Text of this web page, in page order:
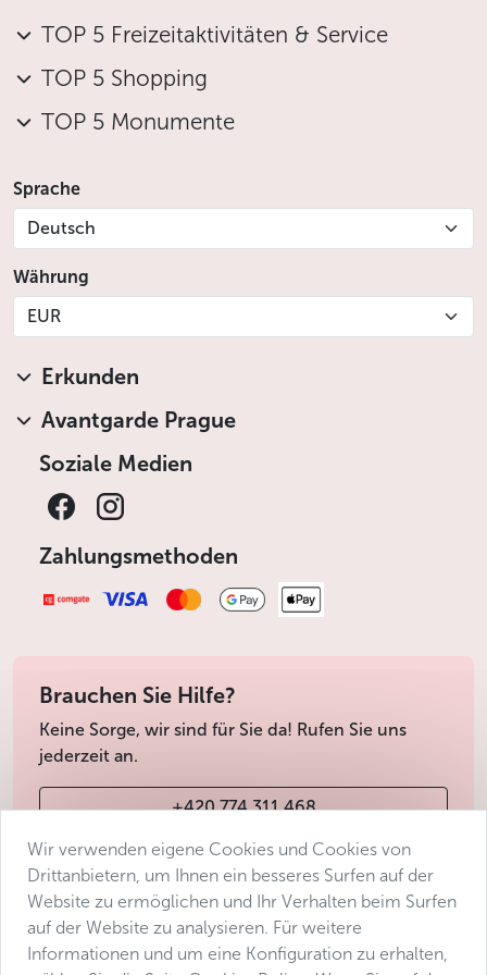
TOP 5 Freizeitaktivitäten & Service
TOP 5 Shopping
TOP 5 Monumente
Sprache
Deutsch
Währung
EUR
Erkunden
Avantgarde Prague
Soziale Medien
Zahlungsmethoden
Brauchen Sie Hilfe?
Keine Sorge, wir sind für Sie da! Rufen Sie uns
jederzeit an.
+420 774 311 468
info@avantgarde-prague.cz
Geschäftsbedingungen
Wir verwenden eigene Cookies und Cookies von
Drittanbietern, um Ihnen ein besseres Surfen auf der
Website zu ermöglichen und Ihr Verhalten beim Surfen
auf der Website zu analysieren. Für weitere
Informationen und um eine Konfiguration zu erhalten,